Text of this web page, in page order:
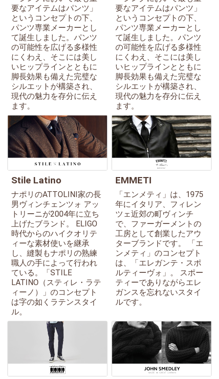
要なアイテムはパンツ」
というコンセプトの下、
パンツ専業メーカーとし
て誕生しました。パンツ
の可能性を広げる多様性
にくわえ、そこには美し
いヒップラインとともに
脚長効果も備えた完璧な
シルエットが構築され、
現代の魅力を存分に伝え
ます。
要なアイテムはパンツ」
というコンセプトの下、
パンツ専業メーカーとし
て誕生しました。パンツ
の可能性を広げる多様性
にくわえ、そこには美し
いヒップラインとともに
脚長効果も備えた完璧な
シルエットが構築され、
現代の魅力を存分に伝え
ます。
Stile Latino
ナポリのATTOLINI家の長
男ヴィンチェンツォ アッ
トリーニが2004年に立ち
上げたブランド。 ELIGO
時代からのハイクオリテ
ィーな素材使いを継承
し、縫製もナポリの熟練
職人の手によって行われ
ている。「STILE
LATINO（スティレ・ラテ
ィーノ）」のコンセプト
は字の如くラテンスタイ
ル。
EMMETI
「エンメティ」は、1975
年にイタリア、フィレン
ツェ近郊の町ヴィンチ
で、ファーガーメントの
工房として創業したアウ
ターブランドです。 「エ
ンメティ」のコンセプト
は、「エレガンテ・スポ
ルティーヴォ」。 スポー
ティーでありながらエレ
ガンスを忘れないスタイ
ルです。